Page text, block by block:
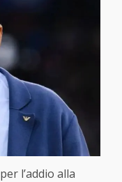
l’addio alla